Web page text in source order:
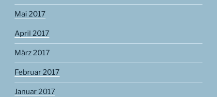
Mai 2017
April 2017
März 2017
Februar 2017
Januar 2017